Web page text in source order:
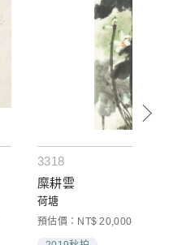
3318
糜耕雲
荷塘
預估價：NT$ 20,000-40,000